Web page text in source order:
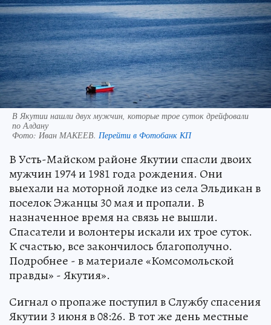
В Якутии нашли двух мужчин, которые трое суток дрейфовали
по Алдану
Фото: Иван МАКЕЕВ. Перейти в Фотобанк КП
В Усть-Майском районе Якутии спасли двоих
мужчин 1974 и 1981 года рождения. Они
выехали на моторной лодке из села Эльдикан в
поселок Эжанцы 30 мая и пропали. В
назначенное время на связь не вышли.
Спасатели и волонтеры искали их трое суток.
К счастью, все закончилось благополучно.
Подробнее - в материале «Комсомольской
правды» - Якутия».
Сигнал о пропаже поступил в Службу спасения
Якутии 3 июня в 08:26. В тот же день местные